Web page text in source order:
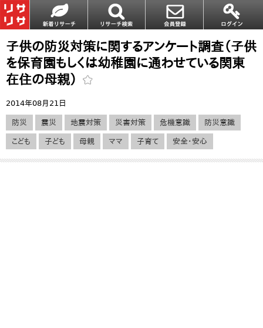
子供の防災対策に関するアンケート調査（子供
を保育園もしくは幼稚園に通わせている関東
在住の母親）
2014年08月21日
防災 震災 地震対策 災害対策 危機意識 防災意識
こども 子ども 母親 ママ 子育て 安全・安心